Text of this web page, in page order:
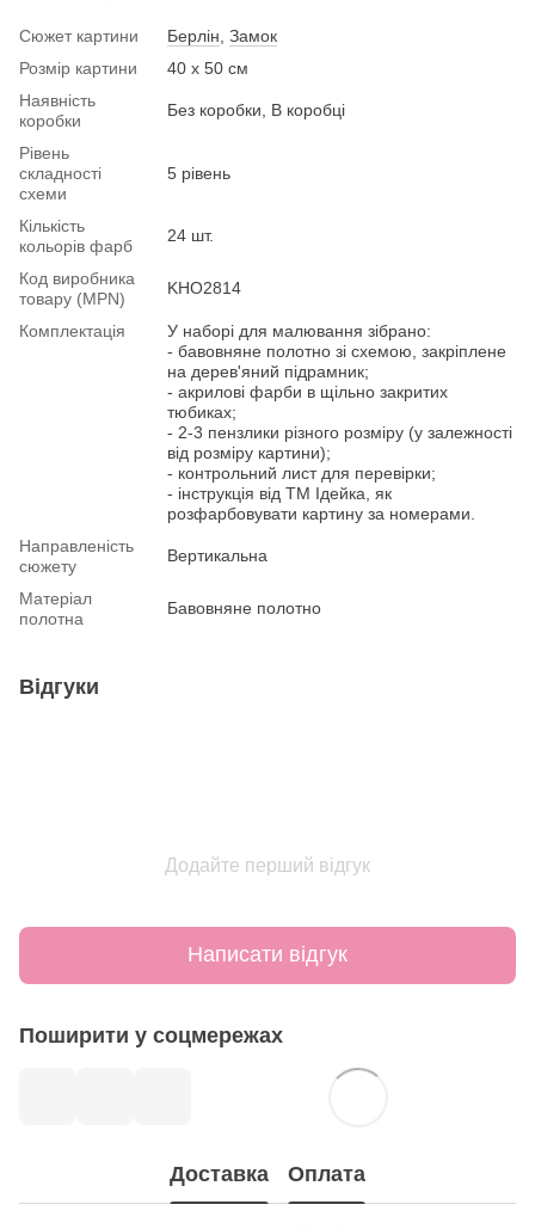
Сюжет картини Берлін Замок
Розмір картини
40 х 50 см
Наявність
коробки
Без коробки, В коробці
Рівень
складності
схеми
5 рівень
Кількість
кольорів фарб
24 шт.
Код виробника
товару (MPN)
KHO2814
Комплектація
У наборі для малювання зібрано:
- бавовняне полотно зі схемою, закріплене
на дерев'яний підрамник;
- акрилові фарби в щільно закритих
тюбиках;
- 2-3 пензлики різного розміру (у залежності
від розміру картини);
- контрольний лист для перевірки;
- інструкція від ТМ Ідейка, як
розфарбовувати картину за номерами.
Направленість
сюжету
Вертикальна
Матеріал
полотна
Бавовняне полотно
Відгуки
Додайте перший відгук
Написати відгук
Поширити у соцмережах
Доставка Оплата